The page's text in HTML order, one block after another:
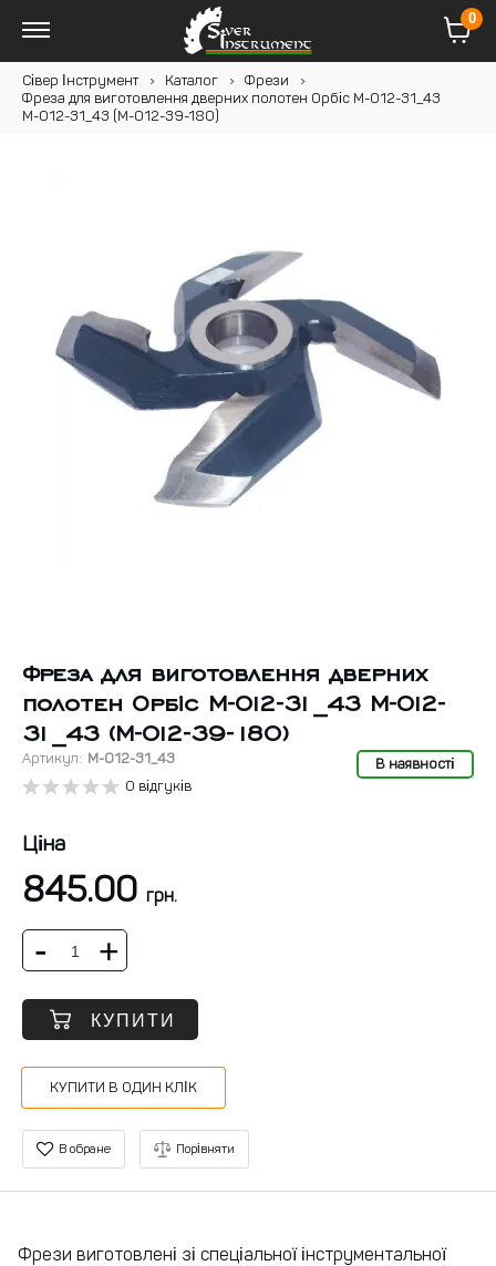
0
Сівер Інструмент Каталог
Фрези
Фреза для виготовлення дверних полотен Орбіс M-012-31_43
M-012-31_43 (M-012-39-180)
Фреза для виготовлення дверних
полотен Орбіс M-012-31_43 M-012-
31_43 (M-012-39-180)
В наявності
Артикул: М-012-31_43
0 відгуків
Ціна
845.00 грн.
КУПИТИ
КУПИТИ В ОДИН КЛІК
В обране Порівняти
Фрези виготовлені зі спеціальної інструментальної